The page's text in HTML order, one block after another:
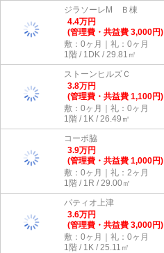
ジラソーレM Ｂ棟
4.4万円
(管理費・共益費 3,000円)
敷：0ヶ月｜礼：0ヶ月
1階 / 1DK / 29.81㎡
ストーンヒルズＣ
3.8万円
(管理費・共益費 1,100円)
敷：0ヶ月｜礼：0ヶ月
1階 / 1K / 26.49㎡
コーポ脇
3.9万円
(管理費・共益費 1,000円)
敷：0ヶ月｜礼：2ヶ月
1階 / 1R / 29.00㎡
パティオ上津
3.6万円
(管理費・共益費 3,000円)
敷：0ヶ月｜礼：0ヶ月
1階 / 1K / 25.11㎡